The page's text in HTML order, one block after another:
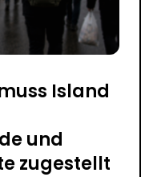
Island
und
zugestellt